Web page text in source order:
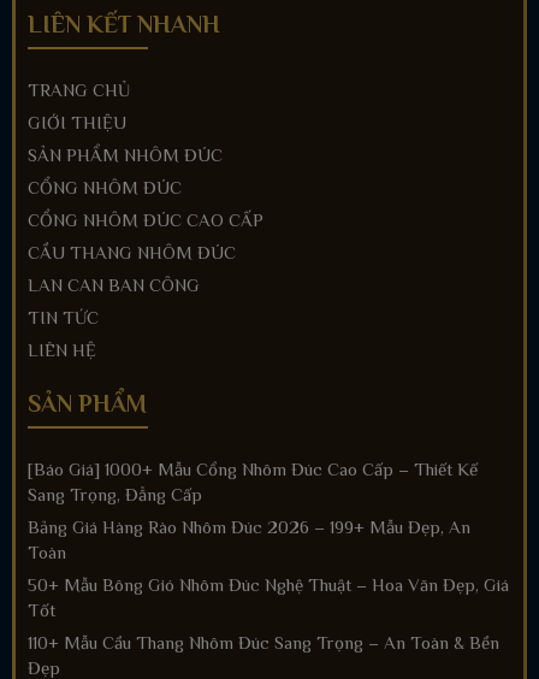
LIÊN KẾT NHANH
TRANG CHỦ
GIỚI THIỆU
SẢN PHẨM NHÔM ĐÚC
CỔNG NHÔM ĐÚC
CỔNG NHÔM ĐÚC CAO CẤP
CẦU THANG NHÔM ĐÚC
LAN CAN BAN CÔNG
TIN TỨC
LIÊN HỆ
SẢN PHẨM
[Báo Giá] 1000+ Mẫu Cổng Nhôm Đúc Cao Cấp – Thiết Kế
Sang Trọng, Đẳng Cấp
Bảng Giá Hàng Rào Nhôm Đúc 2026 – 199+ Mẫu Đẹp, An
Toàn
50+ Mẫu Bông Gió Nhôm Đúc Nghệ Thuật – Hoa Văn Đẹp, Giá
Tốt
110+ Mẫu Cầu Thang Nhôm Đúc Sang Trọng – An Toàn & Bền
Đẹp